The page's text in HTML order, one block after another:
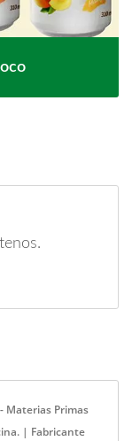
Materias Primas
| Fabricante